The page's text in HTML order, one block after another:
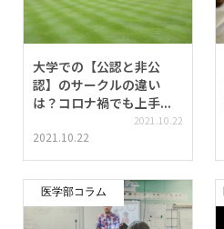
大学での【公認と非公
認】のサークルの違い
は？コロナ禍でも上手...
2021.10.22
2021.10.22
医学部コラム